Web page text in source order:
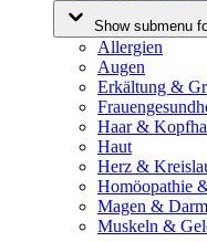
Show submenu
Allergien
Augen
Erkältung &
Haar &
Haut
Herz &
Homöopathie
Magen & Darm
Muskeln &